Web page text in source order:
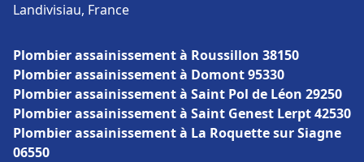
Landivisiau, France
Plombier assainissement à Roussillon 38150
Plombier assainissement à Domont 95330
Plombier assainissement à Saint Pol de Léon 29250
Plombier assainissement à Saint Genest Lerpt 42530
Plombier assainissement à La Roquette sur Siagne
06550